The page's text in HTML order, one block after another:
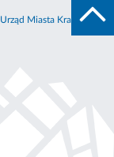
Urząd Miasta Krakowa